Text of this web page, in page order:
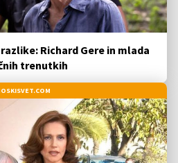
Richard Gere in mlada
trenutkih